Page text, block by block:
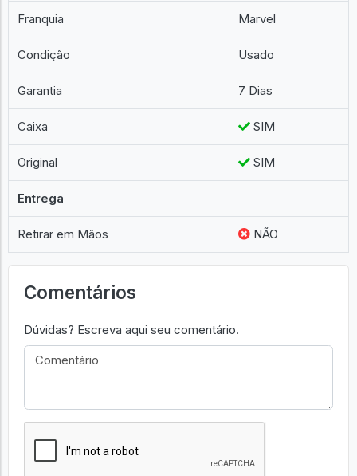
Franquia Marvel
Condição Usado
Garantia 7 Dias
Caixa SIM
Original SIM
Entrega
Retirar em Mãos NÃO
Comentários
Dúvidas? Escreva aqui seu comentário.